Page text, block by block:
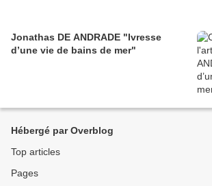
Jonathas DE ANDRADE "Ivresse
d’une vie de bains de mer"
Hébergé par Overblog
Top articles
Pages